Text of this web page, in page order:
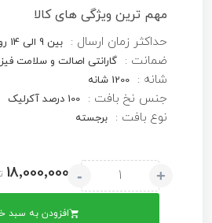
مهم ترین ویژگی های کالا
حداکثر زمان ارسال : بین 9 الی 14 روز کاری
ضمانت : گارانتی اصالت و سلامت
شانه : 1200 شانه
جنس نخ بافت : 100 درصد آکرلیک
نوع بافت : برجسته
+
- 18٬000٬000
افزودن به سبد